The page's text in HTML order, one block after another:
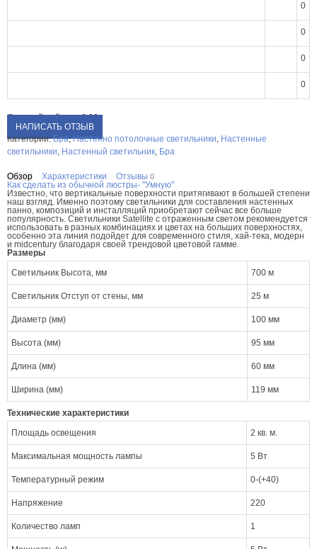
0
0
0
0
Средний рейтинг:0.00
НАПИСАТЬ ОТЗЫВ
Категории:Бра,Настенно потолочные светильники, Настенные
светильники, Настенный светильник, Бра
Обзор Характеристики Отзывы 0
Как сделать из обычной люстры- "Умную"
Известно, что вертикальные поверхности притягивают в большей степени
наш взгляд. Именно поэтому светильники для составления настенных
панно, композиций и инсталляций приобретают сейчас все больше
популярность. Светильники Satellite c отраженным светом рекомендуется
использовать в разных комбинациях и цветах на больших поверхностях,
особенно эта линия подойдет для современного стиля, хай-тека, модерн
и midcentury благодаря своей трендовой цветовой гамме.
Размеры
Светильник Высота, мм
700 м
Светильник Отступ от стены, мм 25 м
Диаметр (мм) 100 мм
Высота (мм) 95 мм
Длина (мм) 60 мм
Ширина (мм) 119 мм
Технические характеристики
Площадь освещения
2 кв. м.
Максимальная мощность лампы 5 Вт
Температурный режим 0-(+40)
Напряжение 220
Количество ламп 1